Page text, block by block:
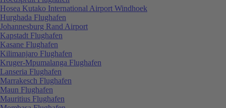
Hosea Kutako International Airport Windhoek
Hurghada Flughafen
Johannesburg Rand Airport
Kapstadt Flughafen
Kasane Flughafen
Kilimanjaro Flughafen
Kruger-Mpumalanga Flughafen
Lanseria Flughafen
Marrakesch Flughafen
Maun Flughafen
Mauritius Flughafen